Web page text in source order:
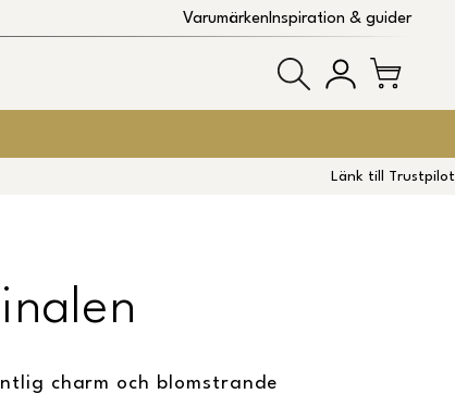
VarumärkenInspiration & guider
Länk till Trustpilot
charm och blomstrande